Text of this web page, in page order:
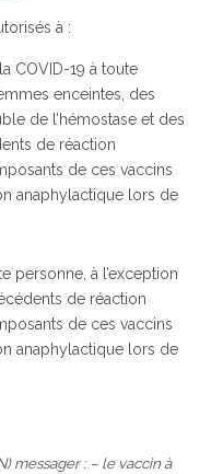
à :
COVID-19 à toute
enceintes, des
de l’hémostase et des
de réaction
de ces vaccins
anaphylactique lors de
personne, à l’exception
de réaction
de ces vaccins
anaphylactique lors de
messager : – le vaccin à